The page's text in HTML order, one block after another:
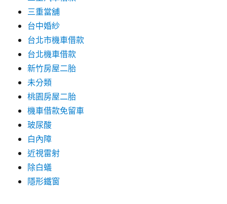
三重當舖
台中婚紗
台北市機車借款
台北機車借款
新竹房屋二胎
未分類
桃園房屋二胎
機車借款免留車
玻尿酸
白內障
近視雷射
除白蟻
隱形鐵窗